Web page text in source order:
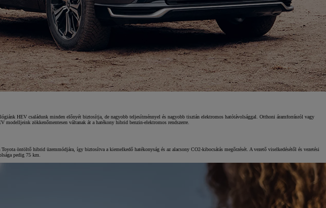
Toyota finanszírozás
HEV családunk minden előnyét biztosítja, de nagyobb teljesítménnyel és nagyobb tisztán elektromos hatótávolsággal. Otthoni áramforrásról vagy
zökkenőmentesen váltanak át a hatékony hibrid benzin-elektromos rendszerre.
öntöltő hibrid üzemmódjára, így biztosítva a kiemelkedő hatékonyság és az alacsony CO2-kibocsátás megőrzését. A vezető viselkedésétől és vezetési
pedig 75 km.